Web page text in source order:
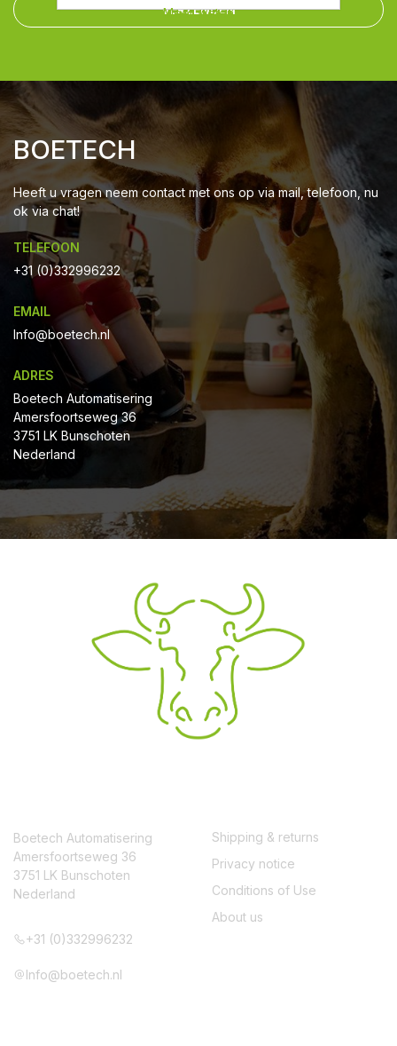
VERZENDEN
BOETECH
Heeft u vragen neem contact met ons op via mail, telefoon, nu
ok via chat!
TELEFOON
+31 (0)332996232
EMAIL
Info@boetech.nl
ADRES
Boetech Automatisering
Amersfoortseweg 36
3751 LK Bunschoten
Nederland
Boetech Automatisering
Amersfoortseweg 36
3751 LK Bunschoten
Nederland
+31 (0)332996232
Info@boetech.nl
Shipping & returns
Privacy notice
Conditions of Use
About us
Meer weten